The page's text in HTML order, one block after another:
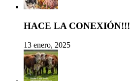
HACE LA CONEXIÓN!!!
13 enero, 2025